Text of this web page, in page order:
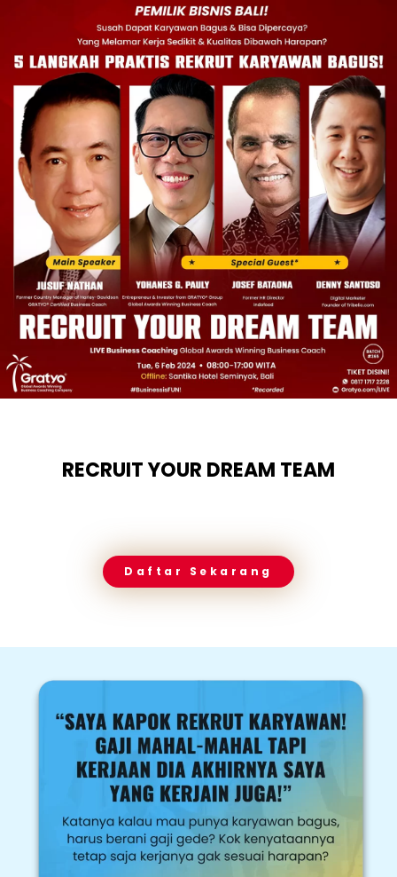
RECRUIT YOUR DREAM TEAM
Daftar Sekarang